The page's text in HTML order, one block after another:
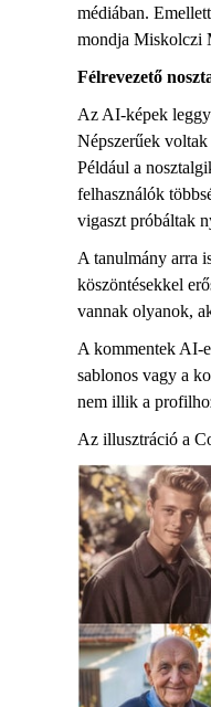
médiában.
mondja Miskolczi
Félrevezető
Az AI-képek
Népszerűek
Például a
felhasználók
vigaszt próbáltak
A tanulmány arra
köszöntésekkel
vannak olyanok,
A kommentek AI-
sablonos vagy a
nem illik a
Az illusztráció a